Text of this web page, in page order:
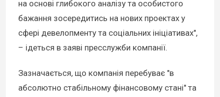
на основі глибокого аналізу та особистого
бажання зосередитись на нових проектах у
сфері девелопменту та соціальних ініціативах",
– ідеться в заяві пресслужби компанії.
Зазначається, що компанія перебуває "в
абсолютно стабільному фінансовому стані" та